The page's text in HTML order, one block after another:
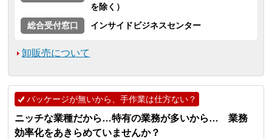
を除く）
総合受付窓口
インサイドビジネスセンター
卸販売について
パッケージが無いから、手作業は仕方ない？
ニッチな業種だから…特有の業務が多いから… 業務
効率化をあきらめていませんか？